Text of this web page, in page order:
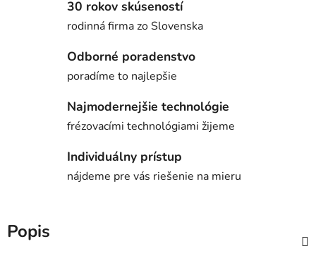
30 rokov skúseností
rodinná firma zo Slovenska
Odborné poradenstvo
poradíme to najlepšie
Najmodernejšie technológie
frézovacími technológiami žijeme
Individuálny prístup
nájdeme pre vás riešenie na mieru
Popis